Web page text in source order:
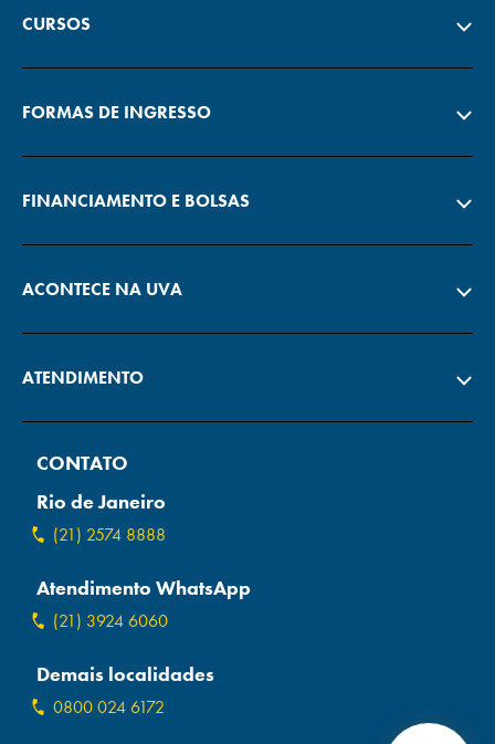
CURSOS
FORMAS DE INGRESSO
FINANCIAMENTO E BOLSAS
ACONTECE NA UVA
ATENDIMENTO
CONTATO
Rio de Janeiro
(21) 2574 8888
Atendimento WhatsApp
(21) 3924 6060
Demais localidades
0800 024 6172